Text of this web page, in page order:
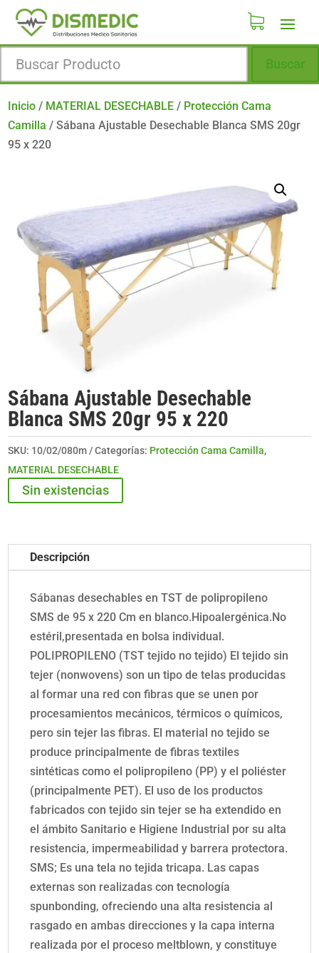
Buscar
Inicio / MATERIAL DESECHABLE / Protección Cama
Camilla /Sábana Ajustable Desechable Blanca SMS 20gr
95 x 220
Sábana Ajustable Desechable
Blanca SMS 20gr 95 x 220
SKU: 10/02/080m Categorías: Protección Cama Camilla,
MATERIAL DESECHABLE
Sin existencias
Descripción
Sábanas desechables en TST de polipropileno
SMS de 95 x 220 Cm en blanco.Hipoalergénica.No
estéril,presentada en bolsa individual.
POLIPROPILENO (TST tejido no tejido) El tejido sin
tejer (nonwovens) son un tipo de telas producidas
al formar una red con fibras que se unen por
procesamientos mecánicos, térmicos o químicos,
pero sin tejer las fibras. El material no tejido se
produce principalmente de fibras textiles
sintéticas como el polipropileno (PP) y el poliéster
(principalmente PET). El uso de los productos
fabricados con tejido sin tejer se ha extendido en
el ámbito Sanitario e Higiene Industrial por su alta
resistencia, impermeabilidad y barrera protectora.
SMS; Es una tela no tejida tricapa. Las capas
externas son realizadas con tecnología
spunbonding, ofreciendo una alta resistencia al
rasgado en ambas direcciones y la capa interna
realizada por el proceso meltblown, y constituye